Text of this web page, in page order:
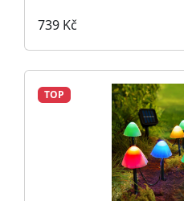
739 Kč
TOP